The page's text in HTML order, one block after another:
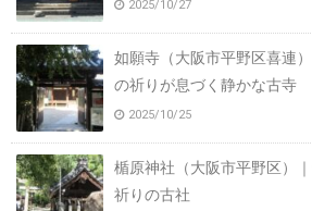
2025/10/27
如願寺（大阪市平野区喜連
の祈りが息づく静かな古寺
2025/10/25
楯原神社（大阪市平野区）
祈りの古社